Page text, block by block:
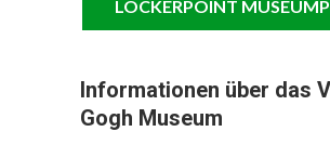
LOCKERPOINT
Informationen über das
Gogh Museum